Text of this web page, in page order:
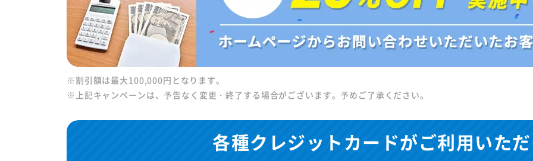
※割引額は最大100,000円となります。
※上記キャンペーンは、予告なく変更・終了する場合がございます。予めご了承ください。
各種クレジットカードがご利用いた